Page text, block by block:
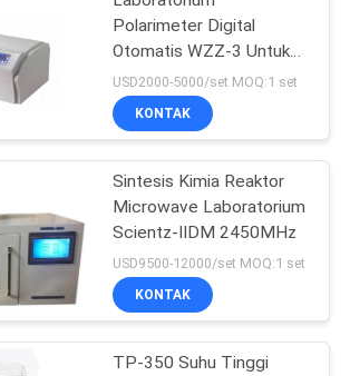
DSC Instrumen
14
Polarimeter Digital
Otomatis WZZ-3 Untuk
Kontrol Kualitas Makanan
USD2000-5000/set MOQ:1 set
KONTAK
Sintesis Kimia Reaktor
Microwave Laboratorium
Scientz-IIDM 2450MHz
USD9500-12000/set MOQ:1 set
KONTAK
TP-350 Suhu Tinggi